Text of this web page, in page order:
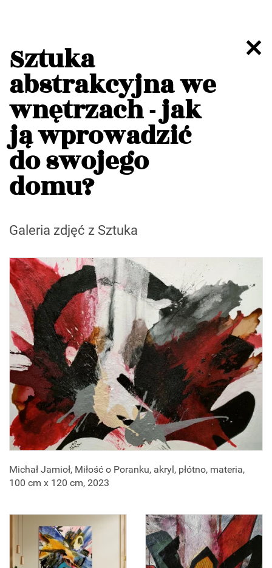
Sztuka
abstrakcyjna we
wnętrzach - jak
ją wprowadzić
do swojego
domu?
Galeria zdjęć z Sztuka
Michał Jamioł, Miłość o Poranku, akryl, płótno, materia,
100 cm x 120 cm, 2023